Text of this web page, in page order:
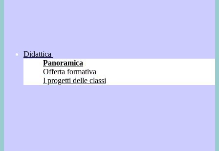
Didattica
Panoramica
Offerta formativa
I progetti delle classi